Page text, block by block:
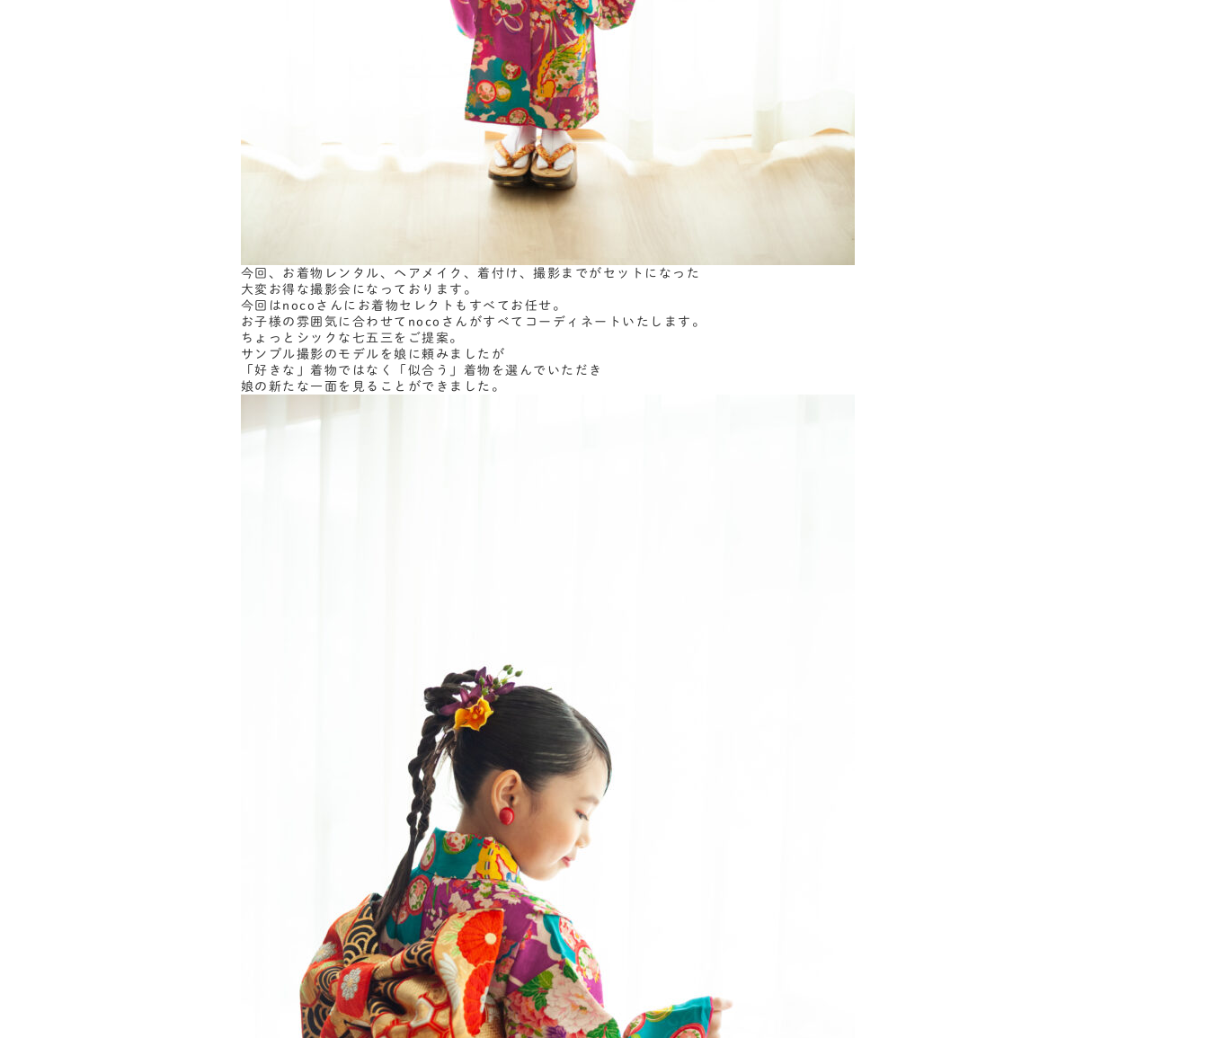
今回、お着物レンタル、ヘアメイク、着付け、撮影までがセットになった
大変お得な撮影会になっております。
今回はnocoさんにお着物セレクトもすべてお任せ。
お子様の雰囲気に合わせてnocoさんがすべてコーディネートいたします。
ちょっとシックな七五三をご提案。
サンプル撮影のモデルを娘に頼みましたが
「好きな」着物ではなく「似合う」着物を選んでいただき
娘の新たな一面を見ることができました。